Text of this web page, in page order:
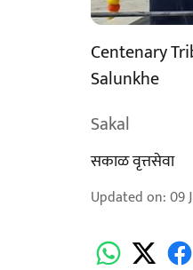
Centenary
Salunkhe
Sakal
सकाळ वृत्तसेवा
Updated on:09